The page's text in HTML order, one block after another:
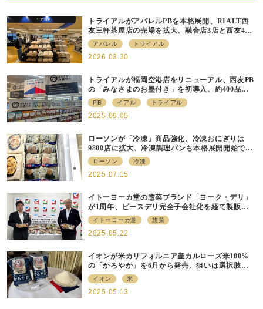
トライアルがアパレルPBを本格展開、RIALT西
友三軒茶屋店の売場を拡大、融合店3店と西友40
店にも商品導入へ
アパレル トライアル
2026.03.30
トライアルが福岡空港店をリニューアル、⻄友PB
の「みなさまのお墨付き」を初導⼊、約400品⽬
を販売
PB イアル トライアル
2025.09.05
ローソンが「冷凍」商品強化、冷凍おにぎりは
9800店に拡大、冷凍調理パンも本格展開開始で約
700店での展開へ
ローソン 冷凍
2025.07.15
イトーヨーカ堂の惣菜ブランド「ヨーク・デリ」
が1周年、ピースデリ完全子会社化を経て製販連
携強化の現在地
イトーヨーカ堂 惣菜
2025.05.22
イオンが米カリフォルニア産カルローズ米100%
の「かろやか」を6月から発売、狙いは選択肢の
提供
イオン 米
2025.05.13